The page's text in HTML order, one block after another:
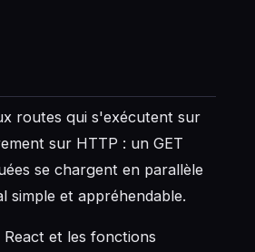
routes qui s'exécutent sur
sur HTTP : un GET
se chargent en parallèle
simple et appréhendable.
et les fonctions